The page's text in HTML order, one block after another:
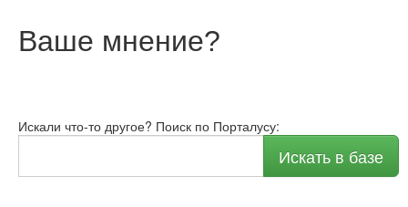
Ваше мнение?
Искали что-то другое? Поиск по Порталусу:
Искать в базе